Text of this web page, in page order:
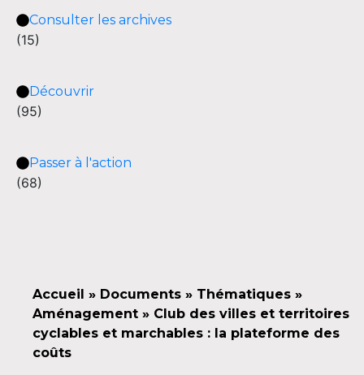
Consulter les archives
(15)
Découvrir
(95)
Passer à l'action
(68)
Accueil » Documents » Thématiques »
Aménagement » Club des villes et territoires
cyclables et marchables : la plateforme des
coûts